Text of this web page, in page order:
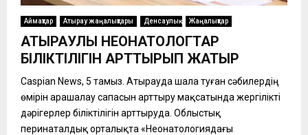
Аймақтар Атырау жаңалықтары Денсаулық Жаңалықтар
АТЫРАУЛЫҚ НЕОНАТОЛОГТАР
БІЛІКТІЛІГІН АРТТЫРЫП ЖАТЫР
Caspian News, 5 тамыз. Атырауда шала туған сәбилердің
өмірін арашалау сапасын арттыру мақсатында жергілікті
дәрігерлер біліктілігін арттыруда. Облыстық
перинаталдық орталықта «Неонатологиядағы